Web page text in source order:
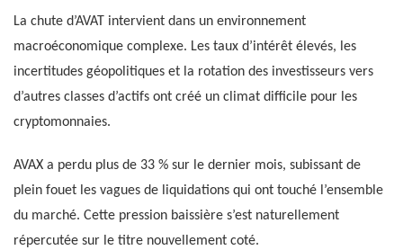
La chute d’AVAT intervient dans un environnement
macroéconomique complexe. Les taux d’intérêt élevés, les
incertitudes géopolitiques et la rotation des investisseurs vers
d’autres classes d’actifs ont créé un climat difficile pour les
cryptomonnaies.
AVAX a perdu plus de 33 % sur le dernier mois, subissant de
plein fouet les vagues de liquidations qui ont touché l’ensemble
du marché. Cette pression baissière s’est naturellement
répercutée sur le titre nouvellement coté.